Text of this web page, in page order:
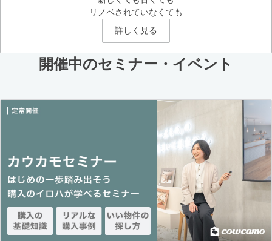
リノベされていなくても
詳しく見る
開催中のセミナー・イベント